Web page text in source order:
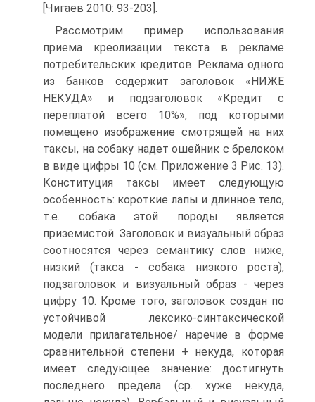
[Чигаев 2010: 93-203].
Рассмотрим пример использования
приема креолизации текста в рекламе
потребительских кредитов. Реклама одного
из банков содержит заголовок «НИЖЕ
НЕКУДА» и подзаголовок «Кредит с
переплатой всего 10%», под которыми
помещено изображение смотрящей на них
таксы, на собаку надет ошейник с брелоком
в виде цифры 10 (см. Приложение 3 Рис. 13).
Конституция таксы имеет следующую
особенность: короткие лапы и длинное тело,
т.е. собака этой породы является
приземистой. Заголовок и визуальный образ
соотносятся через семантику слов ниже,
низкий (такса - собака низкого роста),
подзаголовок и визуальный образ - через
цифру 10. Кроме того, заголовок создан по
устойчивой лексико-синтаксической
модели прилагательное/ наречие в форме
сравнительной степени + некуда, которая
имеет следующее значение: достигнуть
последнего предела (ср. хуже некуда,